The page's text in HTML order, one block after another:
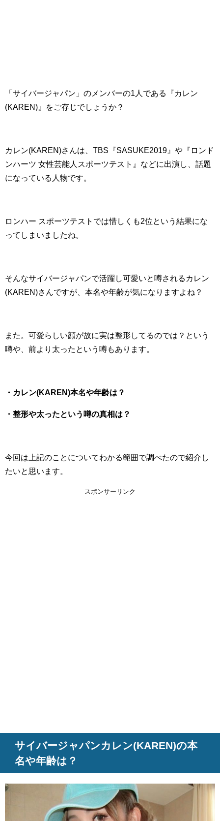
「サイバージャパン」のメンバーの1人である『カレン
(KAREN)』をご存じでしょうか？
カレン(KAREN)さんは、TBS『SASUKE2019』や『ロンド
ンハーツ 女性芸能人スポーツテスト』などに出演し、話題
になっている人物です。
ロンハー スポーツテストでは惜しくも2位という結果にな
ってしまいましたね。
そんなサイバージャパンで活躍し可愛いと噂されるカレン
(KAREN)さんですが、本名や年齢が気になりますよね？
また。可愛らしい顔が故に実は整形してるのでは？という
噂や、前より太ったという噂もあります。
・カレン(KAREN)本名や年齢は？
・整形や太ったという噂の真相は？
今回は上記のことについてわかる範囲で調べたので紹介し
たいと思います。
スポンサーリンク
サイバージャパンカレン(KAREN)の本
名や年齢は？